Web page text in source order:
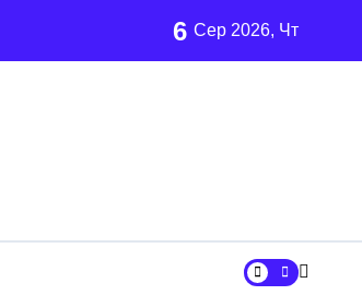
укриттів
1,5 ГВт потужностей
6 Сер 2026, Чт